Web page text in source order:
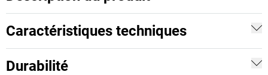
Caractéristiques techniques
Durabilité